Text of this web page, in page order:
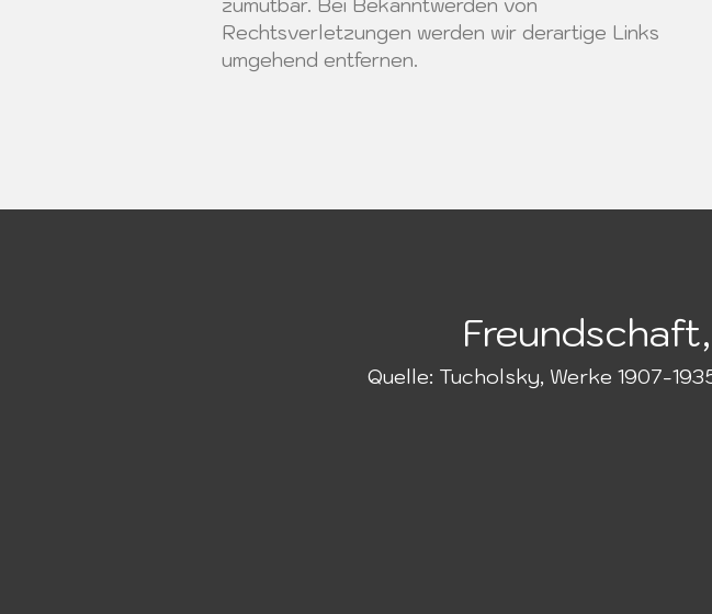
Rechtsverletzungen werden wir derartige Links
umgehend entfernen.
Quelle: Tucholsky, Werke 1907-